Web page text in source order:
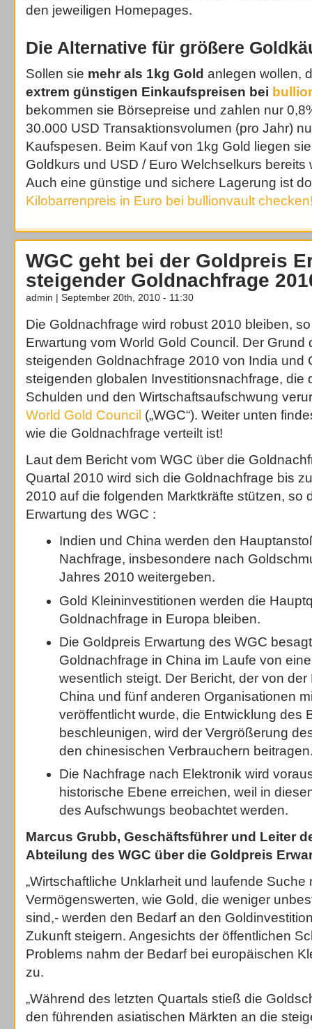
den jeweiligen Homepages.
Die Alternative für größere
Sollen sie mehr als 1kg Gold anlegen wollen,
extrem günstigen Einkaufspreisen bei
bekommen sie Börsepreise und zahlen nur
30.000 USD Transaktionsvolumen (pro Jahr)
Kaufspesen. Beim Kauf von 1kg Gold liegen
Goldkurs und USD / Euro Welchselkurs bereits
Auch eine günstige und sichere Lagerung ist
Kilobarrenpreis in Euro bei bullionvault
WGC geht bei der Goldpreis
steigender Goldnachfrage
admin | September 20th, 2010 - 11:30
Die Goldnachfrage wird robust 2010 bleiben,
Erwartung vom World Gold Council. Der Grund
steigenden Goldnachfrage 2010 von India und
steigenden globalen Investitionsnachfrage, die
Schulden und den Wirtschaftsaufschwung
World Gold Council („WGC“). Weiter unten
wie die Goldnachfrage verteilt ist!
Laut dem Bericht vom WGC über die
Quartal 2010 wird sich die Goldnachfrage bis
2010 auf die folgenden Marktkräfte stützen, so
Erwartung des WGC :
Indien und China werden den
Nachfrage, insbesondere nach
Jahres 2010 weitergeben.
Gold Kleininvestitionen werden die
Goldnachfrage in Europa bleiben.
Die Goldpreis Erwartung des WGC
Goldnachfrage in China im Laufe von
wesentlich steigt. Der Bericht, der von der
China und fünf anderen Organisationen
veröffentlicht wurde, die Entwicklung des
beschleunigen, wird der Vergrößerung
den chinesischen Verbrauchern
Die Nachfrage nach Elektronik wird
historische Ebene erreichen, weil in
des Aufschwungs beobachtet werden.
Marcus Grubb, Geschäftsführer und Leiter
Abteilung des WGC über die Goldpreis
„Wirtschaftliche Unklarheit und laufende
Vermögenswerten, wie Gold, die weniger
sind,- werden den Bedarf an den
Zukunft steigern. Angesichts der öffentlichen
Problems nahm der Bedarf bei europäischen
zu.
„Während des letzten Quartals stieß die
den führenden asiatischen Märkten an die